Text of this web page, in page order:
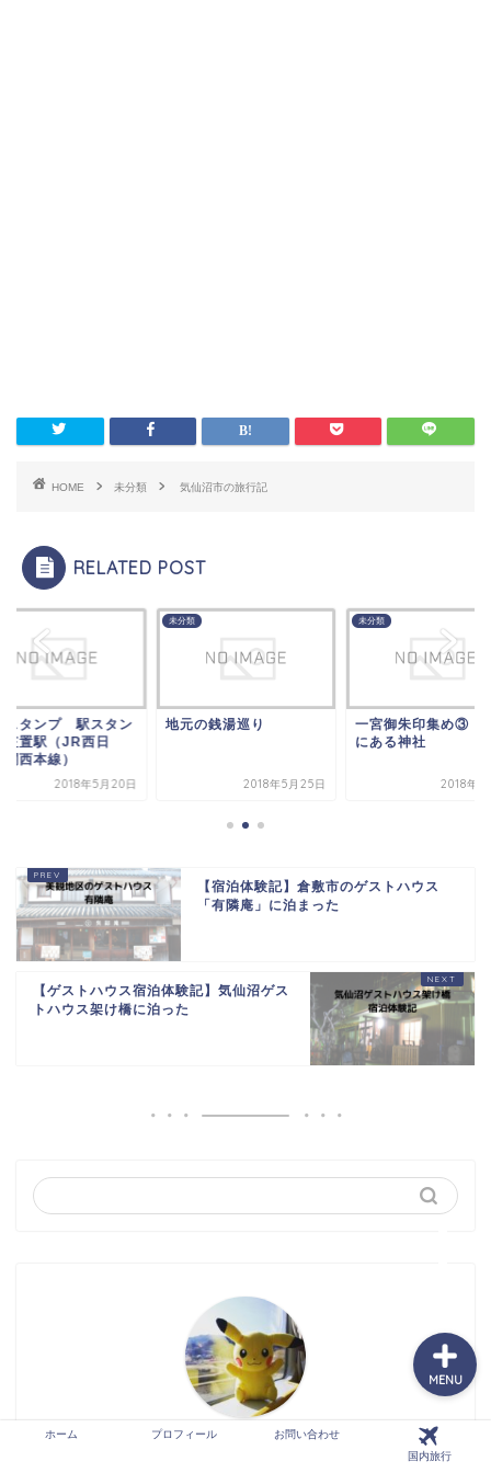
HOME 未分類 気仙沼市の旅行記
RELATED POST
の銭湯巡り
2018年5月25日
未分類
一宮御朱印集め③ 岡山
2018年4月6日
未分類
記念スタンプ 駅ス
プ 笠置駅（JR西日
2018年5
【宿泊体験記】倉敷市のゲストハウス
「有隣庵」に泊まった
【ゲストハウス宿泊体験記】気仙沼ゲス
トハウス架け橋に泊った
さすらいの旅人・ブランチ
ホーム プロフィール
お問い合わせ
国内旅行
MENU
ホーム